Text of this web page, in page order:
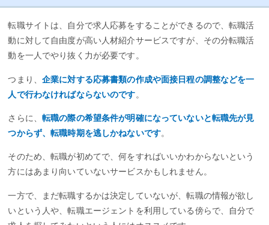
転職サイトは、自分で求人応募をすることができるので、転職活
動に対して自由度が高い人材紹介サービスですが、その分転職活
動を一人でやり抜く力が必要です。
つまり、企業に対する応募書類の作成や面接日程の調整などを一
人で行わなければならないのです。
さらに、転職の際の希望条件が明確になっていないと転職先が見
つからず、転職時期を逃しかねないです。
そのため、転職が初めてで、何をすればいいかわからないという
方にはあまり向いていないサービスかもしれません。
一方で、まだ転職するかは決定していないが、転職の情報が欲し
いという人や、転職エージェントを利用している傍らで、自分で